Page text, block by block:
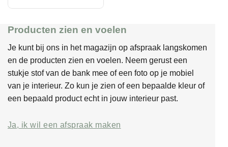
Producten zien en voelen
Je kunt bij ons in het magazijn op afspraak langskomen
en de producten zien en voelen. Neem gerust een
stukje stof van de bank mee of een foto op je mobiel
van je interieur. Zo kun je zien of een bepaalde kleur of
een bepaald product echt in jouw interieur past.
Ja, ik wil een afspraak maken